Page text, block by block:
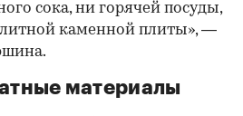
сока, ни горячей посуды,
каменной плиты», —
материалы